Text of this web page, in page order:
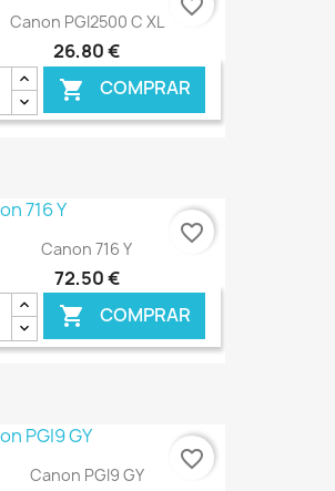
Canon PGI2500 C XL
26,80 €
 COMPRAR
€ ONLINE
favorite_border
Canon 716 Y
72,50 €
 COMPRAR
€ ONLINE
favorite_border
Canon PGI9 GY
favorite_border